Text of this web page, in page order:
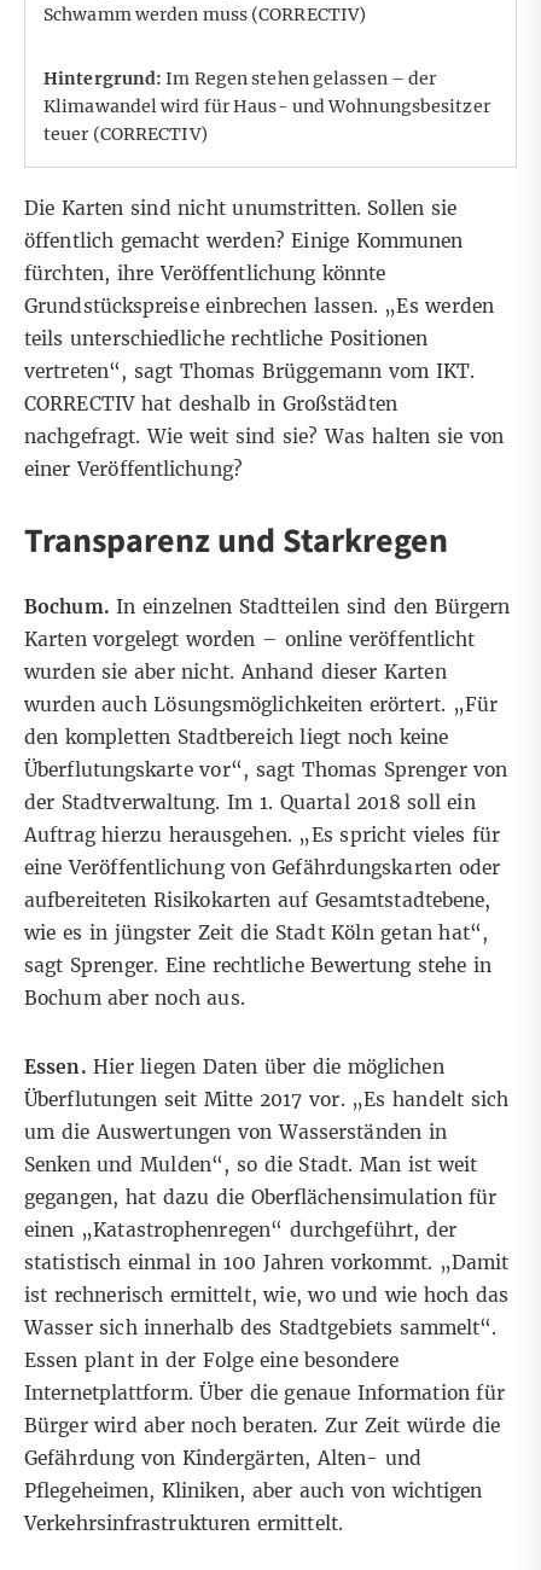
Schwamm werden muss(CORRECTIV)
Hintergrund: Im Regen stehen gelassen – der
Klimawandel wird für Haus- und Wohnungsbesitzer
teuer(CORRECTIV)
Die Karten sind nicht unumstritten. Sollen sie
öffentlich gemacht werden? Einige Kommunen
fürchten, ihre Veröffentlichung könnte
Grundstückspreise einbrechen lassen. „Es werden
teils unterschiedliche rechtliche Positionen
vertreten“, sagt Thomas Brüggemann vom IKT.
CORRECTIV hat deshalb in Großstädten
nachgefragt. Wie weit sind sie? Was halten sie von
einer Veröffentlichung?
Transparenz und Starkregen
Bochum. In einzelnen Stadtteilen sind den Bürgern
Karten vorgelegt worden – online veröffentlicht
wurden sie aber nicht. Anhand dieser Karten
wurden auch Lösungsmöglichkeiten erörtert. „Für
den kompletten Stadtbereich liegt noch keine
Überflutungskarte vor“, sagt Thomas Sprenger von
der Stadtverwaltung. Im 1. Quartal 2018 soll ein
Auftrag hierzu herausgehen. „Es spricht vieles für
eine Veröffentlichung von Gefährdungskarten oder
aufbereiteten Risikokarten auf Gesamtstadtebene,
wie es in jüngster Zeit die Stadt Köln getan hat“,
sagt Sprenger. Eine rechtliche Bewertung stehe in
Bochum aber noch aus.
Essen. Hier liegen Daten über die möglichen
Überflutungen seit Mitte 2017 vor. „Es handelt sich
um die Auswertungen von Wasserständen in
Senken und Mulden“, so die Stadt. Man ist weit
gegangen, hat dazu die Oberflächensimulation für
einen „Katastrophenregen“ durchgeführt, der
statistisch einmal in 100 Jahren vorkommt. „Damit
ist rechnerisch ermittelt, wie, wo und wie hoch das
Wasser sich innerhalb des Stadtgebiets sammelt“.
Essen plant in der Folge eine besondere
Internetplattform. Über die genaue Information für
Bürger wird aber noch beraten. Zur Zeit würde die
Gefährdung von Kindergärten, Alten- und
Pflegeheimen, Kliniken, aber auch von wichtigen
Verkehrsinfrastrukturen ermittelt.